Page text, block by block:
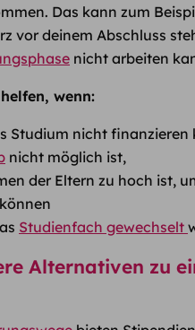
Das kann zum
vor deinem Abschluss
nicht arbeiten
wenn:
Studium nicht finanzieren
nicht möglich ist,
der Eltern zu hoch ist,
Studienfach gewechselt
Alternativen zu